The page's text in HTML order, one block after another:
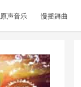
原声音乐 慢摇舞曲